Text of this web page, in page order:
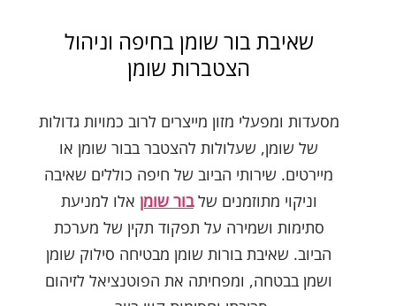
שאיבת בור שומן בחיפה וניהול
הצטברות שומן
מסעדות ומפעלי מזון מייצרים לרוב כמויות גדולות
של שומן, שעלולות להצטבר בבור שומן או
מיירטים. שירותי הביוב של חיפה כוללים שאיבה
וניקוי מתוזמנים שלבור שומן אלו למניעת
סתימות ושמירה על תפקוד תקין של מערכת
הביוב. שאיבת בורות שומן מבטיחה סילוק שומן
ושמן בבטחה, ומפחיתה את הפוטנציאל לזיהום